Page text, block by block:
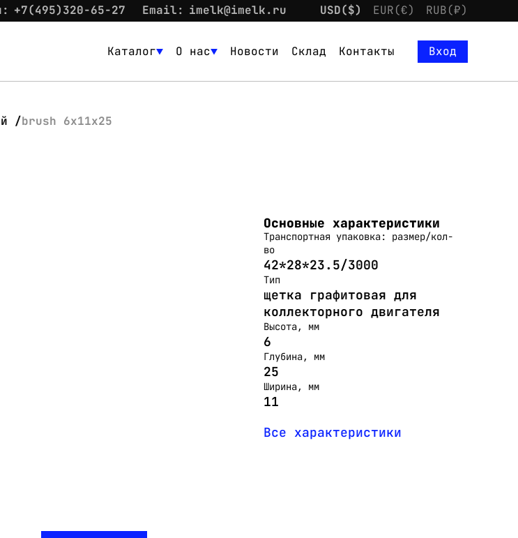
+7(495)320-65-27 Email: imelk@imelk.ru USD($) EUR(€) RUB(₽)
Каталог О нас Новости Склад Контакты
Вход
brush 6x11x25
Основные характеристики
Транспортная упаковка: размер/кол-
во
42*28*23.5/3000
Тип
щетка графитовая для
коллекторного двигателя
Высота, мм
6
Глубина, мм
25
Ширина, мм
11
Все характеристики